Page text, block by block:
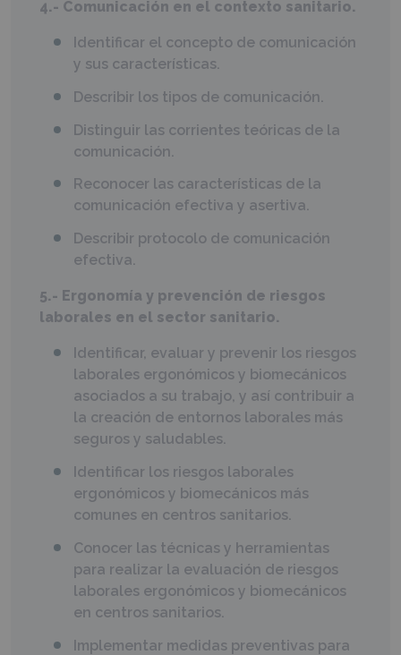
4.- Comunicación en el contexto sanitario.
Identificar el concepto de comunicación
y sus características.
Describir los tipos de comunicación.
Distinguir las corrientes teóricas de la
comunicación.
Reconocer las características de la
comunicación efectiva y asertiva.
Describir protocolo de comunicación
efectiva.
5.- Ergonomía y prevención de riesgos
laborales en el sector sanitario.
Identificar, evaluar y prevenir los riesgos
laborales ergonómicos y biomecánicos
asociados a su trabajo, y así contribuir a
la creación de entornos laborales más
seguros y saludables.
Identificar los riesgos laborales
ergonómicos y biomecánicos más
comunes en centros sanitarios.
Conocer las técnicas y herramientas
para realizar la evaluación de riesgos
laborales ergonómicos y biomecánicos
en centros sanitarios.
Implementar medidas preventivas para